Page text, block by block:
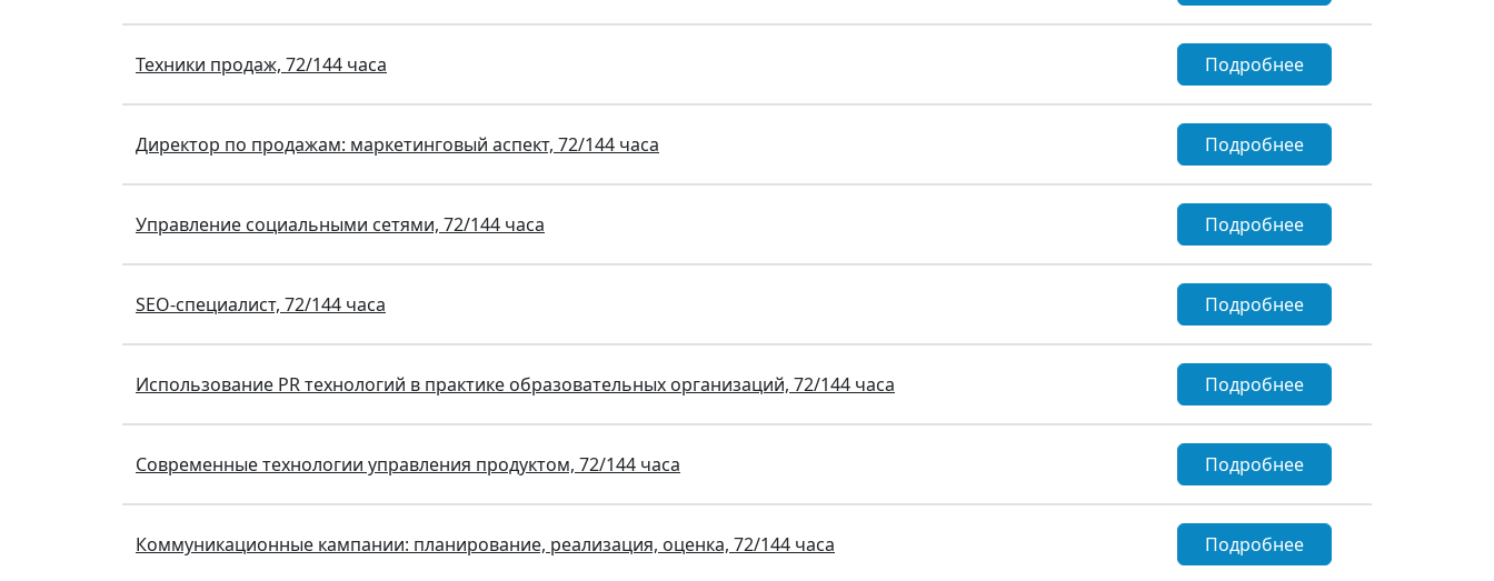
Техники продаж, 72/144 часа Подробнее
Директор по продажам: маркетинговый аспект, 72/144 часа Подробнее
Управление социальными сетями, 72/144 часа Подробнее
SEO-специалист, 72/144 часа Подробнее
Использование PR технологий в практике образовательных организаций, 72/144 часа Подробнее
Современные технологии управления продуктом, 72/144 часа Подробнее
Коммуникационные кампании: планирование, реализация, оценка, 72/144 часа Подробнее